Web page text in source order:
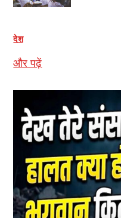
देश
और पढ़ें